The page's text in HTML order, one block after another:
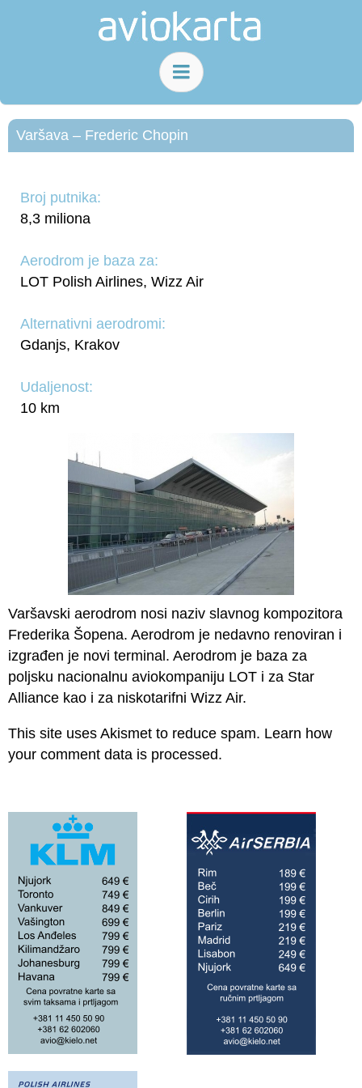
Varšava – Frederic Chopin
Broj putnika:
8,3 miliona
Aerodrom je baza za:
LOT Polish Airlines, Wizz Air
Alternativni aerodromi:
Gdanjs, Krakov
Udaljenost:
10 km
Varšavski aerodrom nosi naziv slavnog kompozitora
Frederika Šopena. Aerodrom je nedavno renoviran i
izgrađen je novi terminal. Aerodrom je baza za
poljsku nacionalnu aviokompaniju LOT i za Star
Alliance kao i za niskotarifni Wizz Air.
This site uses Akismet to reduce spam. Learn how
your comment data is processed.